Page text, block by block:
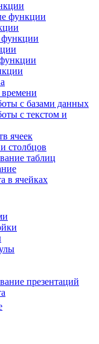
функции
функции
с базами данных
с текстом и
ячеек
столбцов
таблиц
в ячейках
презентаций